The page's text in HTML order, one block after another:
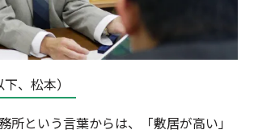
、松本）
所という言葉からは、「敷居が高い」